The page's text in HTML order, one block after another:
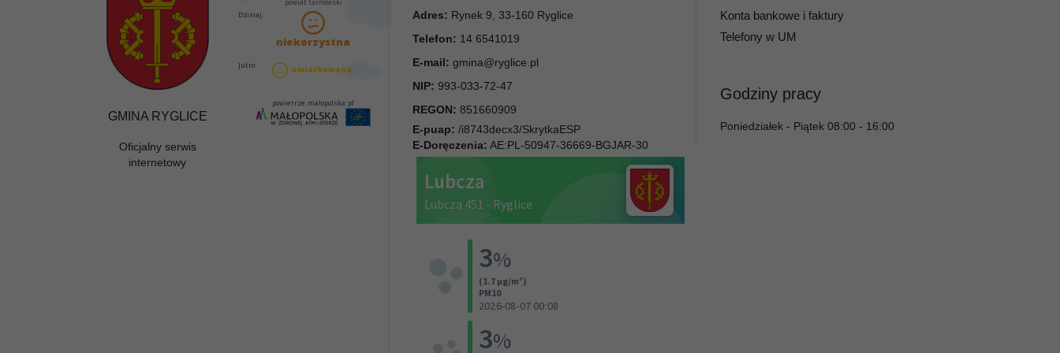
GMINA RYGLICE
Oficjalny serwis
internetowy
Adres: Rynek 9, 33-160 Ryglice
Telefon: 14 6541019
E-mail: gmina@ryglice.pl
NIP: 993-033-72-47
REGON: 851660909
E-puap: /i8743decx3/SkrytkaESP
E-Doręczenia: AE:PL-50947-36669-BGJAR-30
Konta bankowe i faktury
Telefony w UM
Godziny pracy
Poniedziałek - Piątek 08:00 - 16:00